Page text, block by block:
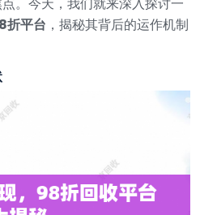
折平台 ，揭秘其背后的运作机制